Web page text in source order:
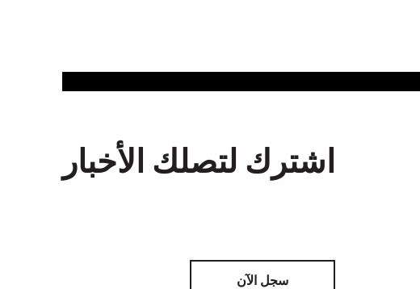
اشترك لتصلك الأخبار
سجل الآن